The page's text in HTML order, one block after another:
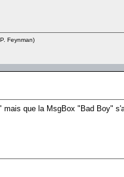
Feynman)
que la MsgBox "Bad Boy"